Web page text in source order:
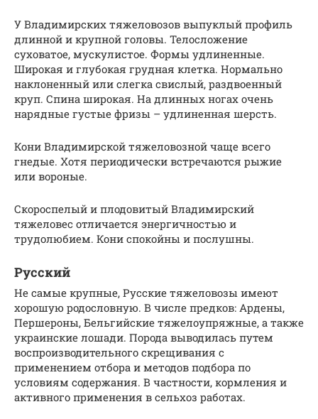
У Владимирских тяжеловозов выпуклый профиль
длинной и крупной головы. Телосложение
суховатое, мускулистое. Формы удлиненные.
Широкая и глубокая грудная клетка. Нормально
наклоненный или слегка свислый, раздвоенный
круп. Спина широкая. На длинных ногах очень
нарядные густые фризы – удлиненная шерсть.
Кони Владимирской тяжеловозной чаще всего
гнедые. Хотя периодически встречаются рыжие
или вороные.
Скороспелый и плодовитый Владимирский
тяжеловес отличается энергичностью и
трудолюбием. Кони спокойны и послушны.
Русский
Не самые крупные, Русские тяжеловозы имеют
хорошую родословную. В числе предков: Ардены,
Першероны, Бельгийские тяжелоупряжные, а также
украинские лошади. Порода выводилась путем
воспроизводительного скрещивания с
применением отбора и методов подбора по
условиям содержания. В частности, кормления и
активного применения в сельхоз работах.